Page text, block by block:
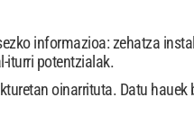
informazioa: zehatza
iturri potentzialak.
oinarrituta. Datu